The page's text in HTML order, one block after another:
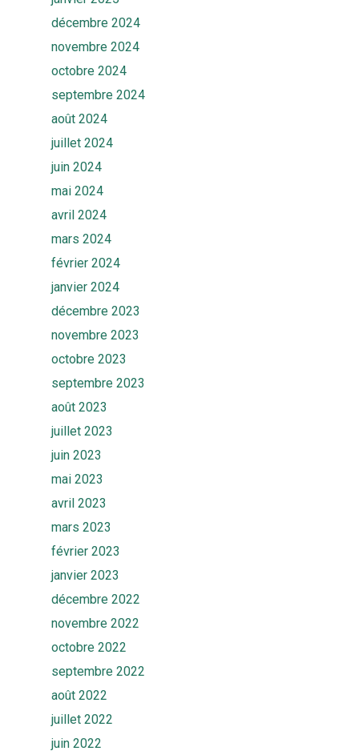
décembre 2024
novembre 2024
octobre 2024
septembre 2024
août 2024
juillet 2024
juin 2024
mai 2024
avril 2024
mars 2024
février 2024
janvier 2024
décembre 2023
novembre 2023
octobre 2023
septembre 2023
août 2023
juillet 2023
juin 2023
mai 2023
avril 2023
mars 2023
février 2023
janvier 2023
décembre 2022
novembre 2022
octobre 2022
septembre 2022
août 2022
juillet 2022
juin 2022